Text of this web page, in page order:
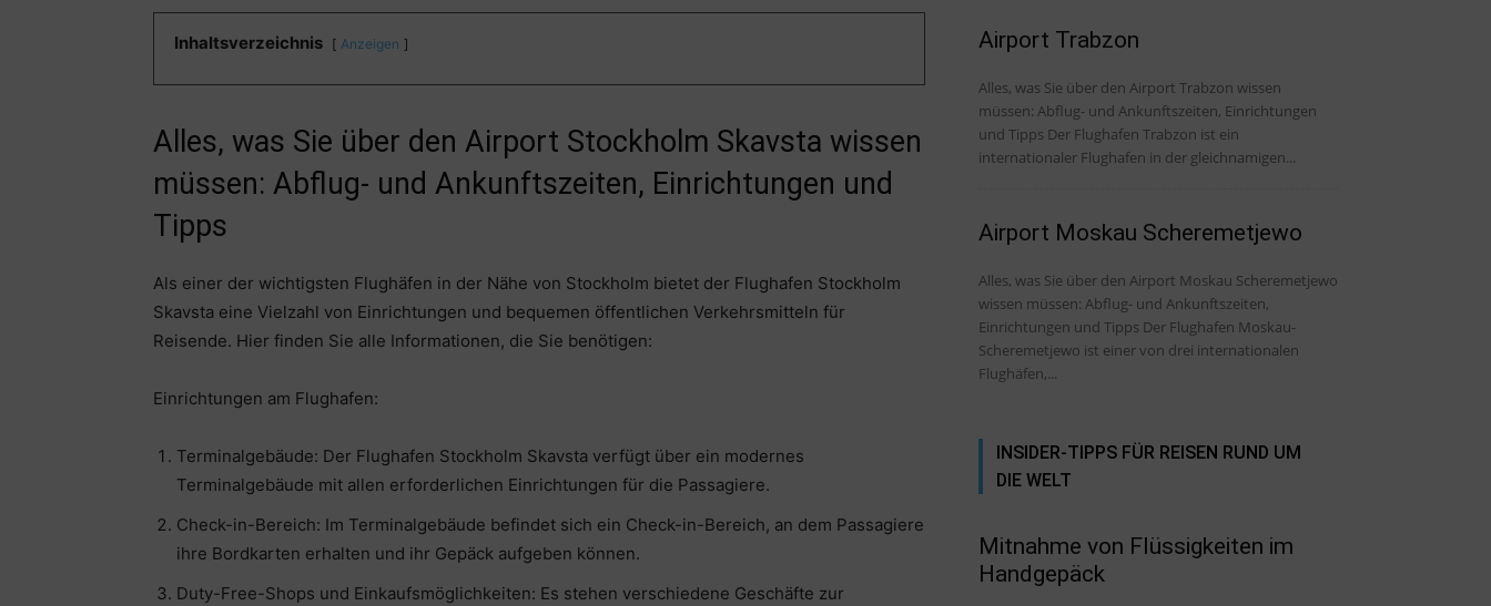
Inhaltsverzeichnis Anzeigen
Alles, was Sie über den Airport Stockholm Skavsta wissen
müssen: Abflug- und Ankunftszeiten, Einrichtungen und
Tipps
Als einer der wichtigsten Flughäfen in der Nähe von Stockholm bietet der Flughafen Stockholm
Skavsta eine Vielzahl von Einrichtungen und bequemen öffentlichen Verkehrsmitteln für
Reisende. Hier finden Sie alle Informationen, die Sie benötigen:
Einrichtungen am Flughafen:
Terminalgebäude: Der Flughafen Stockholm Skavsta verfügt über ein modernes
Terminalgebäude mit allen erforderlichen Einrichtungen für die Passagiere.
Check-in-Bereich: Im Terminalgebäude befindet sich ein Check-in-Bereich, an dem Passagiere
ihre Bordkarten erhalten und ihr Gepäck aufgeben können.
Duty-Free-Shops und Einkaufsmöglichkeiten: Es stehen verschiedene Geschäfte zur
Airport Trabzon
Alles, was Sie über den Airport Trabzon wissen
müssen: Abflug- und Ankunftszeiten, Einrichtungen
und Tipps Der Flughafen Trabzon ist ein
internationaler Flughafen in der gleichnamigen...
Airport Moskau Scheremetjewo
Alles, was Sie über den Airport Moskau Scheremetjewo
wissen müssen: Abflug- und Ankunftszeiten,
Einrichtungen und Tipps Der Flughafen Moskau-
Scheremetjewo ist einer von drei internationalen
Flughäfen,...
INSIDER-TIPPS FÜR REISEN RUND UM
DIE WELT
Mitnahme von Flüssigkeiten im
Handgepäck